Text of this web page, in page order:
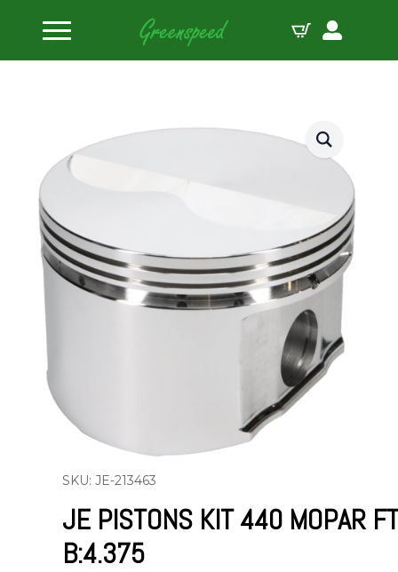
Home
JE Pistons Kit 440 MOPAR FT B:4.375
SKU: JE-213463
JE PISTONS KIT 440 MOPAR
B:4.375